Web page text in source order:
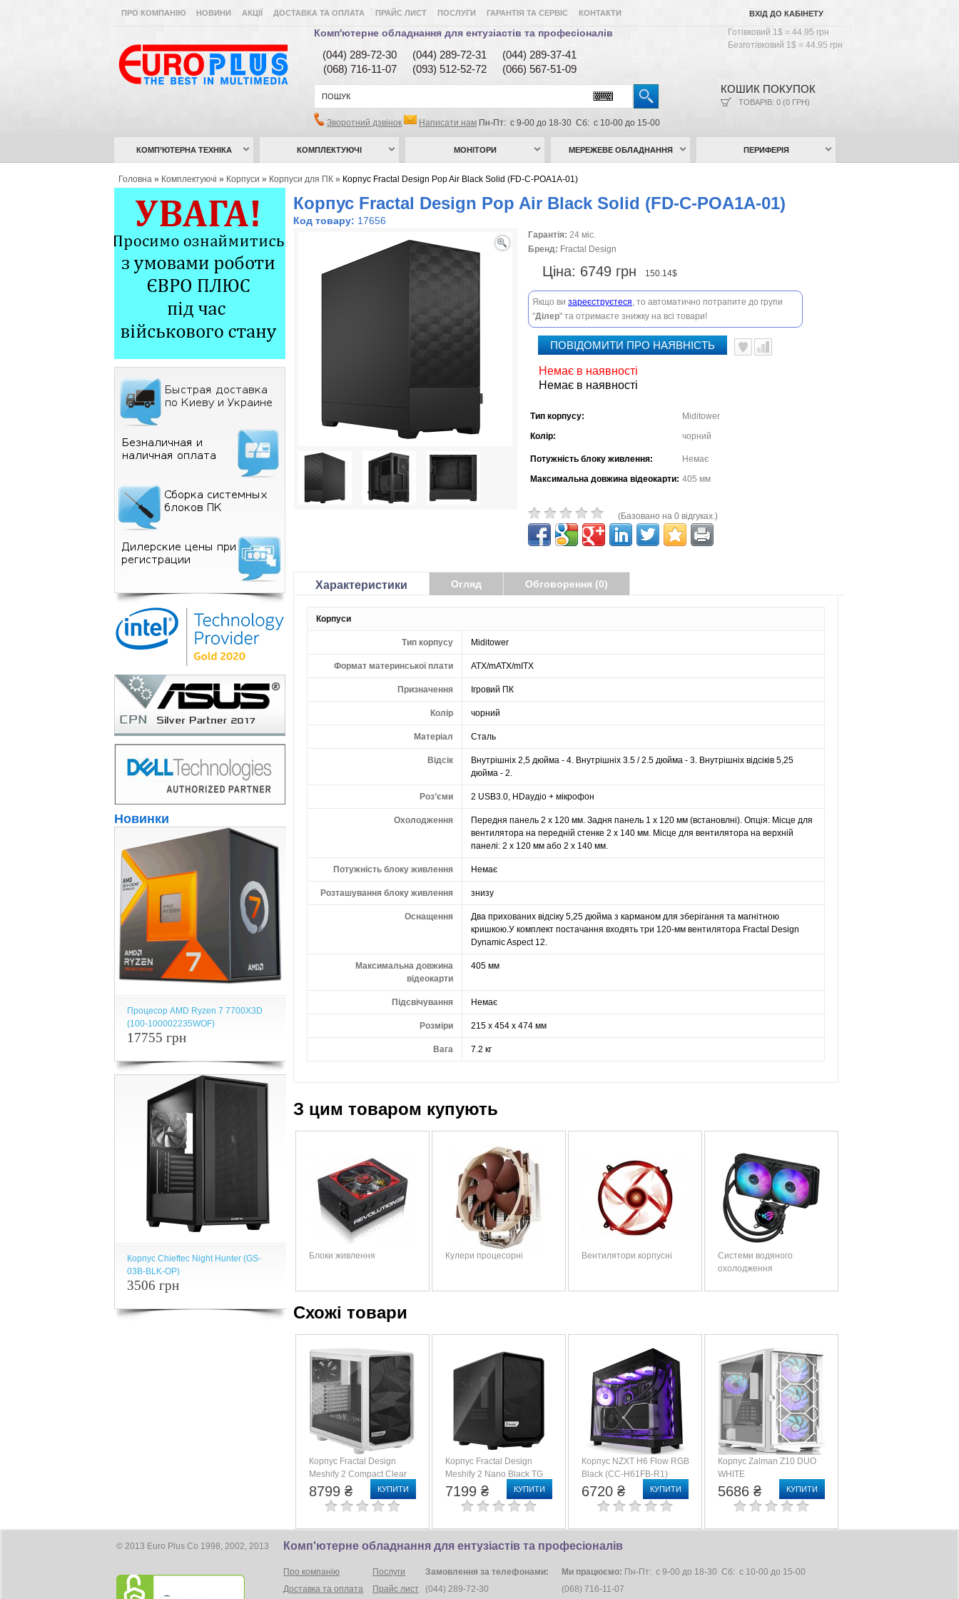
ВХІД ДО КАБІНЕТУ
ПРО КОМПАНІЮ НОВИНИ АКЦІЇ ДОСТАВКА ТА ОПЛАТА ПРАЙС ЛИСТ ПОСЛУГИ ГАРАНТІЯ ТА СЕРВІС КОНТАКТИ
Комп'ютерне обладнання для ентузіастів та професіоналів
Готівковий 1$ = 44.95 грн
Безготівковий 1$ = 44.95 грн
(044) 289-72-30 (044) 289-72-31
(044) 289-37-41
(068) 716-11-07
(093) 512-52-72
(066) 567-51-09
КОШИК ПОКУПОК
ТОВАРІВ: 0 (0 ГРН)
Зворотний дзвінок Написати нам Пн-Пт: с 9-00 до 18-30 Сб: с 10-00 до 15-00
КОМП’ЮТЕРНА ТЕХНІКА КОМПЛЕКТУЮЧІ МОНІТОРИ МЕРЕЖЕВЕ ОБЛАДНАННЯ ПЕРИФЕРІЯ
Новинки
Процесор AMD Ryzen 7 7700X3D
(100-100002235WOF)
17755 грн
Корпус Chieftec Night Hunter (GS-
03B-BLK-OP)
3506 грн
Головна » Комплектуючі » Корпуси » Корпуси для ПК » Корпус Fractal Design Pop Air Black Solid (FD-C-POA1A-01)
Корпус Fractal Design Pop Air Black Solid (FD-C-POA1A-01)
Код товару: 17656
Гарантія: 24 міс.
Бренд: Fractal Design
Ціна: 6749 грн 150.14$
Якщо ви зареєструєтеся, то автоматично потрапите до групи
"Ділер" та отримаєте знижку на всі товари!
ПОВІДОМИТИ ПРО НАЯВНІСТЬ
Немає в наявності
Немає в наявності
Тип корпусу:
Miditower
Колір:
чорний
Потужність блоку живлення:
Немає
Максимальна довжина відеокарти: 405 мм
(Базовано на 0 відгуках.)
Характеристики Огляд Обговорення (0)
Корпуси
Тип корпусу Miditower
Формат материнської плати ATX/mATX/mITX
Призначення Ігровий ПК
Колір чорний
Матеріал Сталь
Відсік
Внутрішніх 2,5 дюйма - 4. Внутрішніх 3.5 / 2.5 дюйма - 3. Внутрішніх відсіків 5,25
дюйма - 2.
Роз’єми 2 USB3.0, HDаудіо + мікрофон
Охолодження
Передня панель 2 х 120 мм. Задня панель 1 х 120 мм (встановлні). Опція: Місце для
вентилятора на передній стенке 2 х 140 мм. Місце для вентилятора на верхній
панелі: 2 х 120 мм або 2 х 140 мм.
Потужність блоку живлення Немає
Розташування блоку живлення знизу
Оснащення
Два прихованих відсіку 5,25 дюйма з карманом для зберігання та магнітною
кришкою.У комплект постачання входять три 120-мм вентилятора Fractal Design
Dynamic Aspect 12.
Максимальна довжина
відеокарти
405 мм
Підсвічування Немає
Розміри 215 x 454 x 474 мм
Вага 7.2 кг
З цим товаром купують
Блоки живлення Кулери процесорні Вентилятори корпусні
Системи водяного
охолодження
Схожі товари
Корпус Fractal Design
Meshify 2 Compact Clear
Tempered Glass (FD-C-
MES2C-05)
8799 ₴ КУПИТИ
Корпус Fractal Design
Meshify 2 Nano Black TG
Dark Tint (FD-C-MES2N-01)
7199 ₴ КУПИТИ
Корпус NZXT H6 Flow RGB
Black (CC-H61FB-R1)
6720 ₴ КУПИТИ
Корпус Zalman Z10 DUO
WHITE
5686 ₴ КУПИТИ
© 2013 Euro Plus Co 1998, 2002, 2013 Комп'ютерне обладнання для ентузіастів та професіоналів
Про компанію
Доставка та оплата
Послуги
Прайс лист
Замовлення за телефонами:
(044) 289-72-30
Ми працюємо: Пн-Пт: с 9-00 до 18-30 Сб: с 10-00 до 15-00
(068) 716-11-07